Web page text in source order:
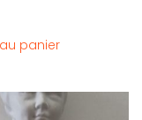
panier